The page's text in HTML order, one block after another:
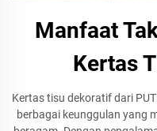
Manfaat
Kertas
Kertas tisu dekoratif dari
berbagai keunggulan yang